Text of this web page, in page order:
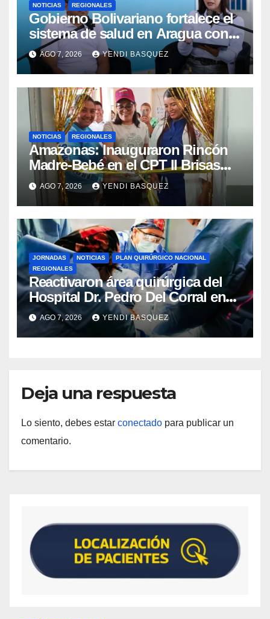
NOTICIAS REGIONALES
Gobierno Bolivariano fortalece el
sistema de salud en Aragua con
la reinauguración del CDI La Mora
AGO 7, 2026 YENDI BASQUEZ
NOTICIAS REGIONALES
​Amazonas: Inauguraron Rincón
Madre-Bebé en el CPT II Brisas
del Aeropuerto ​Inauguraron
Rincón
AGO 7, 2026 YENDI BASQUEZ
JORNADAS NOTICIAS
PLAN QUIRÚRGICO NACIONAL
REGIONALES
Reactivaron área quirúrgica del
Hospital Dr. Pedro Del Corral en
Guárico
AGO 7, 2026 YENDI BASQUEZ
Deja una respuesta
Lo siento, debes estar conectado para publicar un
comentario.